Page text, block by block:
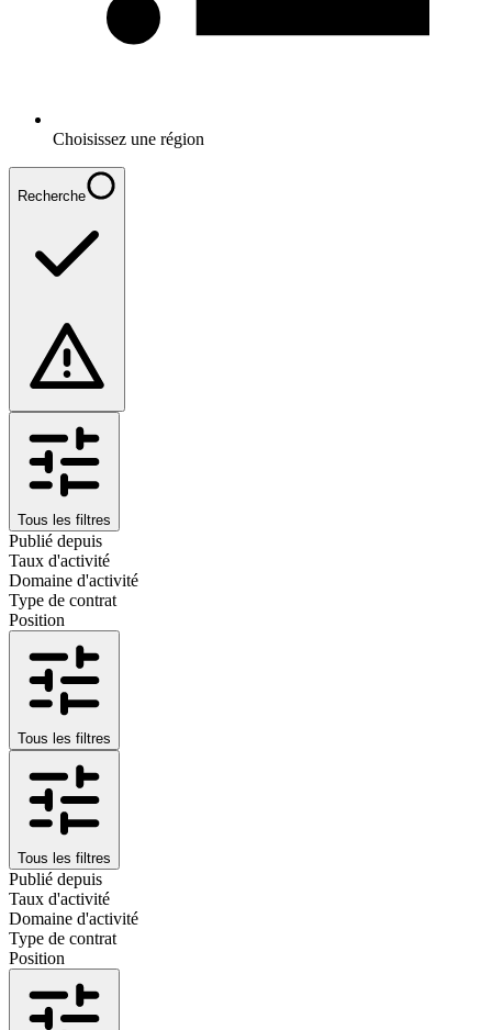
Choisissez une région
Recherche
Tous les filtres
Publié depuis
Taux d'activité
Domaine d'activité
Type de contrat
Position
Tous les filtres
Tous les filtres
Publié depuis
Taux d'activité
Domaine d'activité
Type de contrat
Position